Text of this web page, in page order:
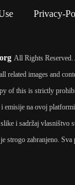
Privacy-
All Rights
related images and
of this is strictly
emisije na ovoj
i sadržaj vlasništvo
strogo zabranjeno. Sva